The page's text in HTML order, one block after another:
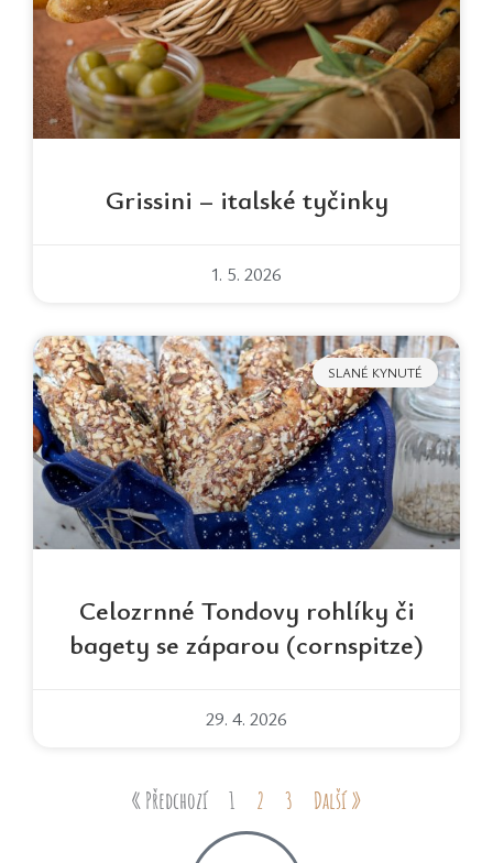
Grissini – italské tyčinky
1. 5. 2026
SLANÉ KYNUTÉ
Celozrnné Tondovy rohlíky či
bagety se záparou (cornspitze)
29. 4. 2026
« Předchozí 1 2 3 Další »